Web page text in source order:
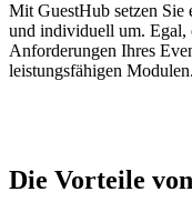
Mit GuestHub setzen Sie
und individuell um. Egal,
Anforderungen Ihres
leistungsfähigen Modulen.
Die Vorteile von